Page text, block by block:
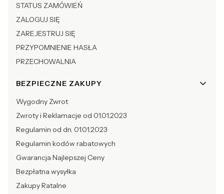
STATUS ZAMÓWIEŃ
ZALOGUJ SIĘ
ZAREJESTRUJ SIĘ
PRZYPOMNIENIE HASŁA
PRZECHOWALNIA
BEZPIECZNE ZAKUPY
Wygodny Zwrot
Zwroty i Reklamacje od 01.01.2023
Regulamin od dn. 01.01.2023
Regulamin kodów rabatowych
Gwarancja Najlepszej Ceny
Bezpłatna wysyłka
Zakupy Ratalne